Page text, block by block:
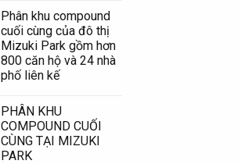
Phân khu compound
cuối cùng của đô thị
Mizuki Park gồm hơn
800 căn hộ và 24 nhà
phố liên kế
PHÂN KHU
COMPOUND CUỐI
CÙNG TẠI MIZUKI
PARK